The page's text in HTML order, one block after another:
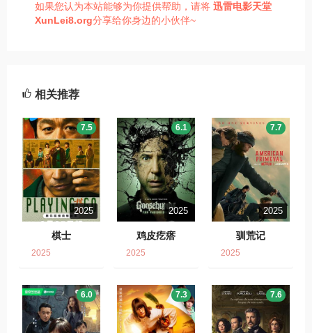
如果您认为本站能够为你提供帮助，请将 迅雷电影天堂
XunLei8.org分享给你身边的小伙伴~
相关推荐
2025
棋士
7.5
2025
2025
鸡皮疙瘩
6.1
2025
2025
驯荒记
7.7
2025
6.0 7.3 7.6